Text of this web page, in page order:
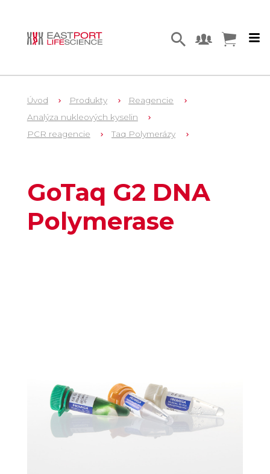
Úvod Produkty
Reagencie
Analýza nukleových kyselin
PCR reagencie
Taq Polymerázy
GoTaq G2 DNA
Polymerase